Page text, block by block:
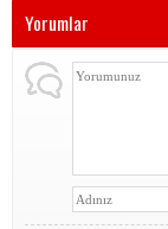
Yorumlar